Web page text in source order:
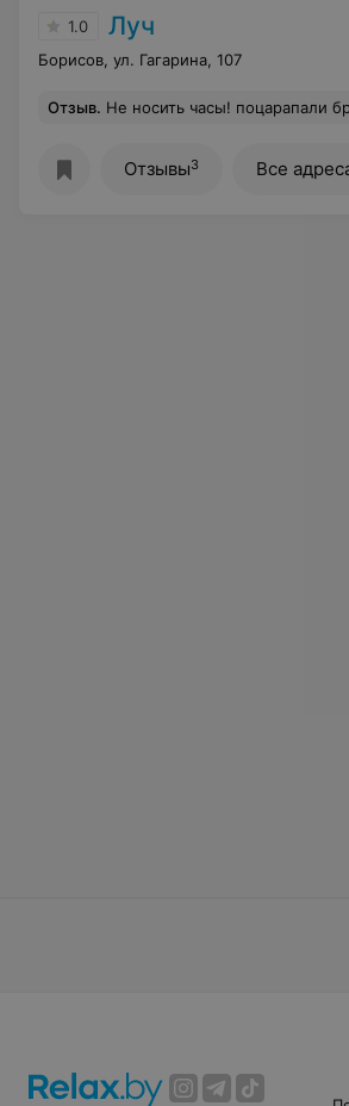
1.0 Луч
Борисов, ул. Гагарина, 107
Отзыв. Не носить часы! поцарапали браслет! Делал их на
Отзывы3 Все